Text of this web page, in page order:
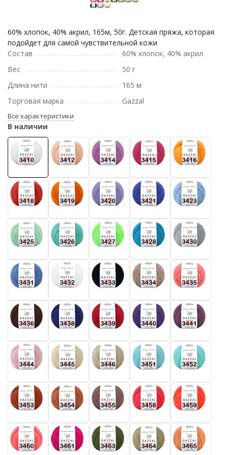
60% хлопок, 40% акрил, 165м, 50г. Детская пряжа, которая
подойдет для самой чувствительной кожи
Состав
60% хлопок, 40% акрил
Вес
50 г
Длина нити
165 м
Торговая марка
Gazzal
Все характеристики
В наличии